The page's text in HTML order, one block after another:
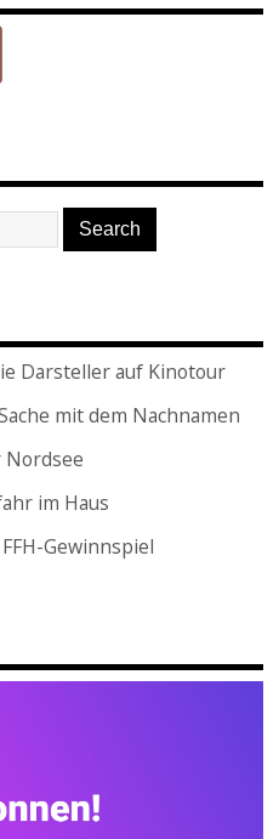
Darsteller auf Kinotour
mit dem Nachnamen
Nordsee
im Haus
Gewinnspiel